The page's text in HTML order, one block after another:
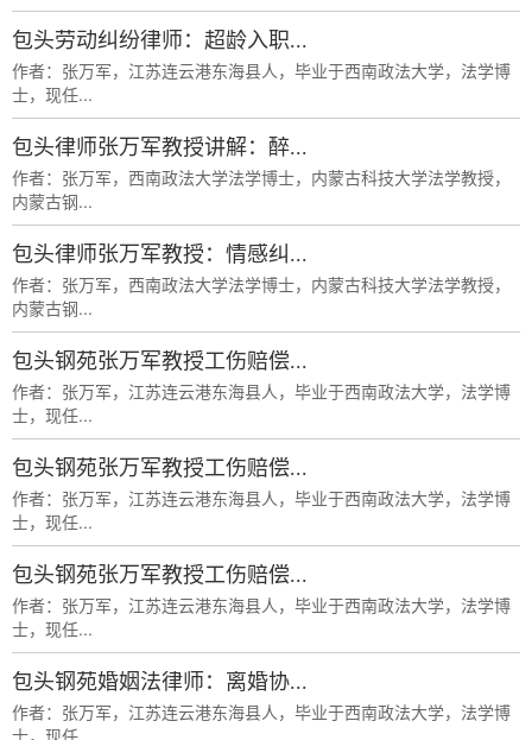
包头劳动纠纷律师：超龄入职...
作者：张万军，江苏连云港东海县人，毕业于西南政法大学，法学博
士，现任...
包头律师张万军教授讲解：醉...
作者：张万军，西南政法大学法学博士，内蒙古科技大学法学教授，
内蒙古钢...
包头律师张万军教授：情感纠...
作者：张万军，西南政法大学法学博士，内蒙古科技大学法学教授，
内蒙古钢...
包头钢苑张万军教授工伤赔偿...
作者：张万军，江苏连云港东海县人，毕业于西南政法大学，法学博
士，现任...
包头钢苑张万军教授工伤赔偿...
作者：张万军，江苏连云港东海县人，毕业于西南政法大学，法学博
士，现任...
包头钢苑张万军教授工伤赔偿...
作者：张万军，江苏连云港东海县人，毕业于西南政法大学，法学博
士，现任...
包头钢苑婚姻法律师：离婚协...
作者：张万军，江苏连云港东海县人，毕业于西南政法大学，法学博
士，现任...